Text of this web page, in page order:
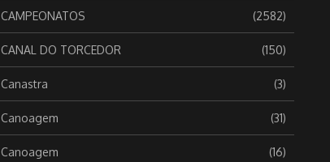
CAMPEONATOS (2582)
CANAL DO TORCEDOR (150)
Canastra (3)
Canoagem (31)
Canoagem (16)